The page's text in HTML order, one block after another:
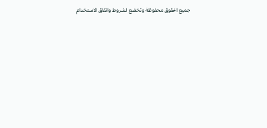
جميع الحقوق محفوظة وتخضع لشروط واتفاق الاستخدام